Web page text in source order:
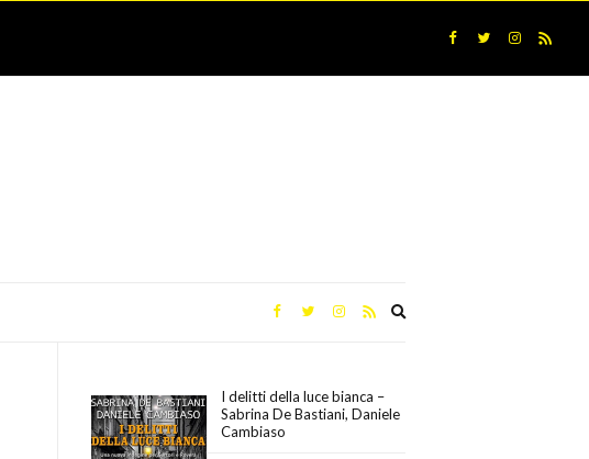
I delitti della luce bianca –
Sabrina De Bastiani, Daniele
Cambiaso